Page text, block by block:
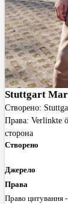
Stuttgart
Створено:
Права: Verlinkte
сторона
Створено
Джерело
Права
Право цитування